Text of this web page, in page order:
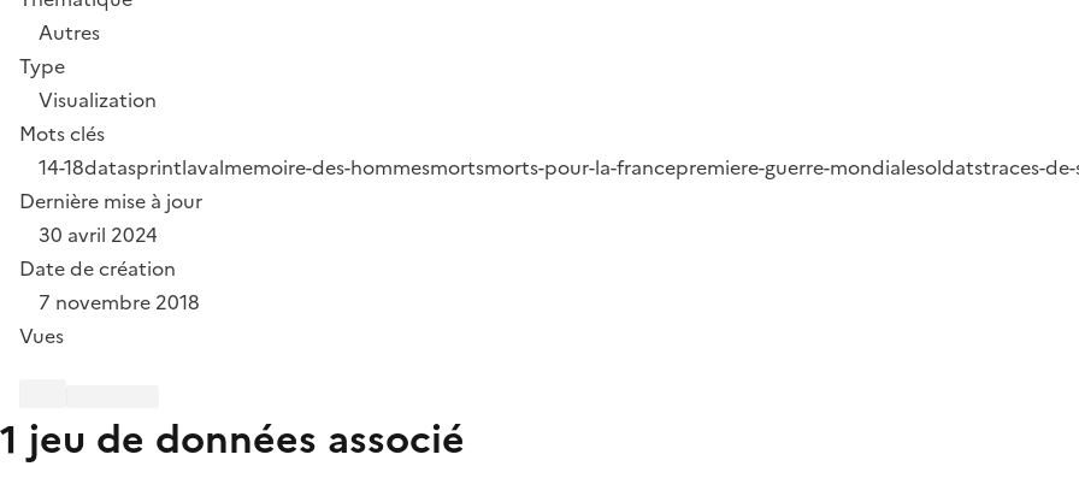
Autres
Type
Visualization
Mots clés
14-18datasprintlavalmemoire-des-hommesmortsmorts-pour-la-francepremiere-guerre-mondialesoldatstraces-
Dernière mise à jour
30 avril 2024
Date de création
7 novembre 2018
Vues
1 jeu de données associé